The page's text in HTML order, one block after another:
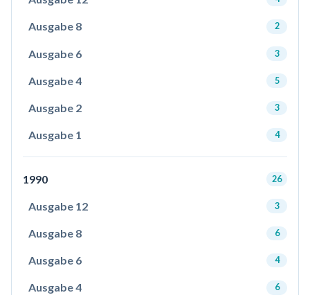
Ausgabe 8 2
Ausgabe 6 3
Ausgabe 4 5
Ausgabe 2 3
Ausgabe 1 4
1990 26
Ausgabe 12 3
Ausgabe 8 6
Ausgabe 6 4
Ausgabe 4 6